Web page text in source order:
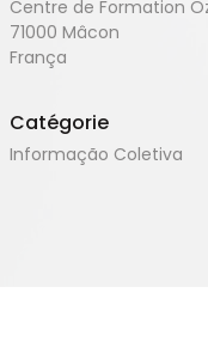
Centre de Formation
71000 Mâcon
França
Catégorie
Informação Coletiva